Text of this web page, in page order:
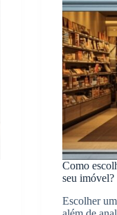
Como
seu imóvel?
Escolher